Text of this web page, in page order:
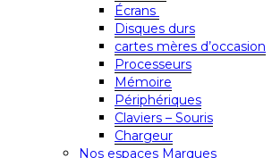
Écrans
Disques durs
cartes mères d’occasion
Processeurs
Mémoire
Périphériques
Claviers – Souris
Chargeur
Nos espaces Marques